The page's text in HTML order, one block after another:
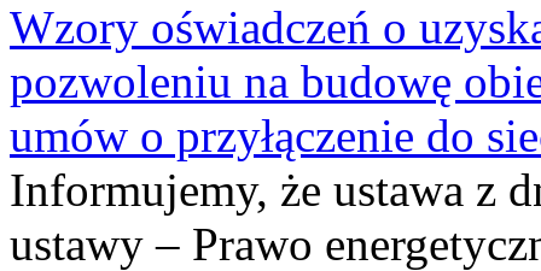
Wzory oświadczeń o
pozwoleniu na budowę
umów o przyłączenie do
Informujemy, że ustawa z
ustawy – Prawo